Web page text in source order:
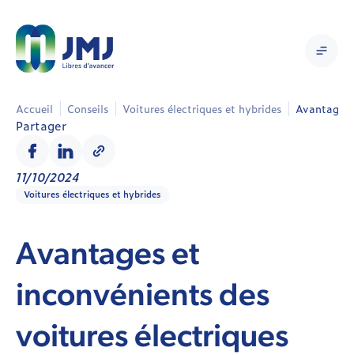
Accueil Conseils Voitures électriques et hybrides Avantages
Partager
11/10/2024
Voitures électriques et hybrides
Avantages et
inconvénients des
voitures électriques